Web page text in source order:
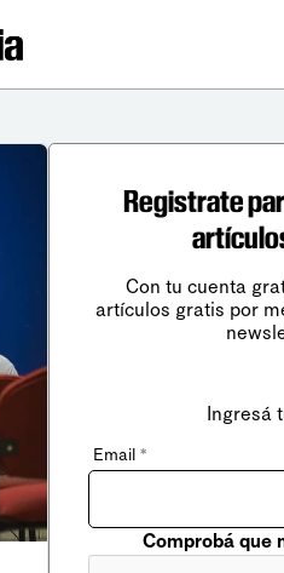
Registrate
Con tu cuenta
artículos gratis por
Ingresá
Email *
Comprobá que